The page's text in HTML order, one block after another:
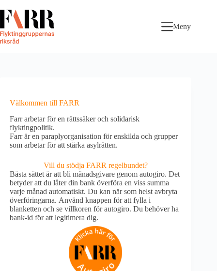
to
content
Meny
Välkommen till FARR
Farr arbetar för en rättssäker och solidarisk
flyktingpolitik.
Farr är en paraplyorganisation för enskilda och grupper
som arbetar för att stärka asylrätten.
Vill du stödja FARR regelbundet?
Bästa sättet är att bli månadsgivare genom autogiro. Det
betyder att du låter din bank överföra en viss summa
varje månad automatiskt. Du kan när som helst avbryta
överföringarna. Använd knappen för att fylla i
blanketten och se villkoren för autogiro. Du behöver ha
bank-id för att legitimera dig.